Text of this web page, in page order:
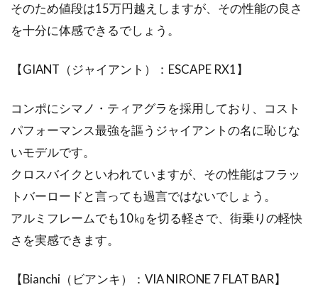
そのため値段は15万円越えしますが、その性能の良さ
を十分に体感できるでしょう。
【GIANT（ジャイアント）：ESCAPE RX1】
コンポにシマノ・ティアグラを採用しており、コスト
パフォーマンス最強を謳うジャイアントの名に恥じな
いモデルです。
クロスバイクといわれていますが、その性能はフラッ
トバーロードと言っても過言ではないでしょう。
アルミフレームでも10㎏を切る軽さで、街乗りの軽快
さを実感できます。
【Bianchi（ビアンキ）：VIA NIRONE 7 FLAT BAR】